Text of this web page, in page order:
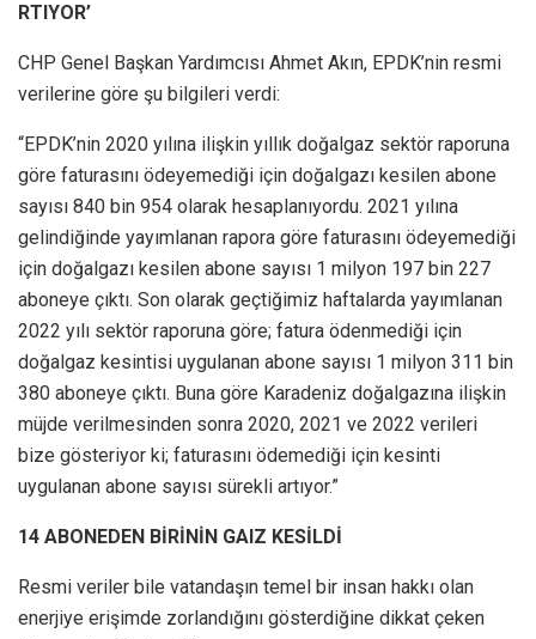
RTIYOR’
CHP Genel Başkan Yardımcısı Ahmet Akın, EPDK’nin resmi
verilerine göre şu bilgileri verdi:
“EPDK’nin 2020 yılına ilişkin yıllık doğalgaz sektör raporuna
göre faturasını ödeyemediği için doğalgazı kesilen abone
sayısı 840 bin 954 olarak hesaplanıyordu. 2021 yılına
gelindiğinde yayımlanan rapora göre faturasını ödeyemediği
için doğalgazı kesilen abone sayısı 1 milyon 197 bin 227
aboneye çıktı. Son olarak geçtiğimiz haftalarda yayımlanan
2022 yılı sektör raporuna göre; fatura ödenmediği için
doğalgaz kesintisi uygulanan abone sayısı 1 milyon 311 bin
380 aboneye çıktı. Buna göre Karadeniz doğalgazına ilişkin
müjde verilmesinden sonra 2020, 2021 ve 2022 verileri
bize gösteriyor ki; faturasını ödemediği için kesinti
uygulanan abone sayısı sürekli artıyor.”
14 ABONEDEN BİRİNİN GAIZ KESİLDİ
Resmi veriler bile vatandaşın temel bir insan hakkı olan
enerjiye erişimde zorlandığını gösterdiğine dikkat çeken